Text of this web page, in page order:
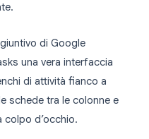
di Google
una vera interfaccia
di attività fianco a
schede tra le colonne e
d’occhio.